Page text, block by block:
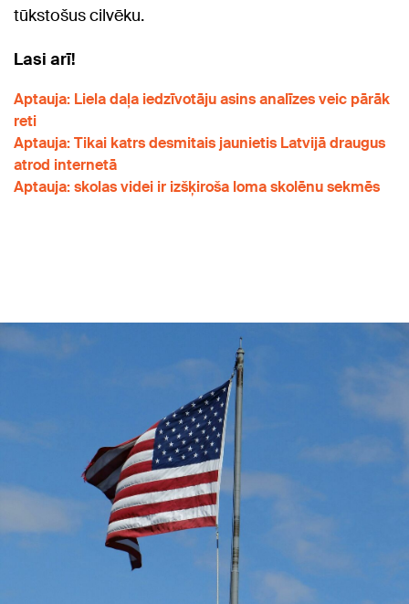
tūkstošus cilvēku.
Lasi arī!
Aptauja: Liela daļa iedzīvotāju asins analīzes veic pārāk
reti
Aptauja: Tikai katrs desmitais jaunietis Latvijā draugus
atrod internetā
Aptauja: skolas videi ir izšķiroša loma skolēnu sekmēs